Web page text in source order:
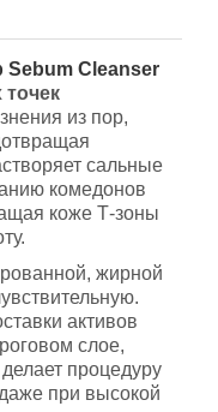
Sebum Cleanser
из пор,
сальные
комедонов
коже Т-зоны
жирной
активов
слое,
процедуру
при высокой